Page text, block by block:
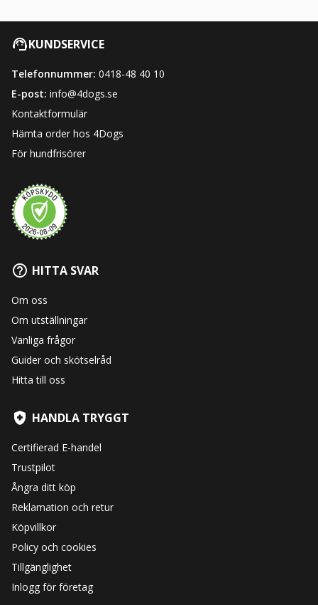
KUNDSERVICE
Telefonnummer: 0418-48 40 10
E-post: info@4dogs.se
Kontaktformulär
Hämta order hos 4Dogs
För hundfrisörer
HITTA SVAR
Om oss
Om utställningar
Vanliga frågor
Guider och skötselråd
Hitta till oss
HANDLA TRYGGT
Certifierad E-handel
Trustpilot
Ångra ditt köp
Reklamation och retur
Köpvillkor
Policy och cookies
Tillgänglighet
Inlogg för företag